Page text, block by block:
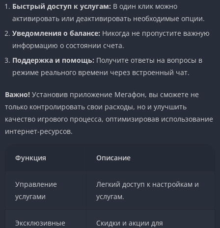
Быстрый доступ к услугам: В один клик можно
активировать или деактивировать необходимые опции.
Уведомления о балансе: Никогда не пропустите важную
информацию о состоянии счета.
Поддержка и помощь: Получите ответы на вопросы в
режиме реального времени через встроенный чат.
Важно! Установив приложение Мегафон, вы сможете не
только контролировать свои расходы, но и улучшить
качество игрового процесса, оптимизировав использование
интернет-ресурсов.
Функция Описание
Управление
услугами
Легкий доступ к настройкам и
услугам.
Эксклюзивные
Скидки и акции для